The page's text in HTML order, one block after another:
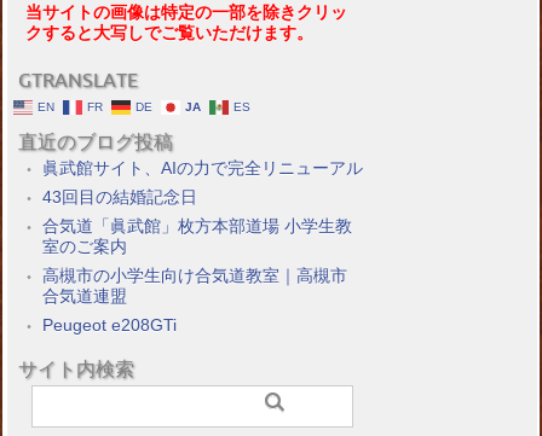
当サイトの画像は特定の一部を除きクリッ
クすると大写しでご覧いただけます。
GTRANSLATE
EN FR DE JA ES
直近のブログ投稿
眞武館サイト、AIの力で完全リニューアル
43回目の結婚記念日
合気道「眞武館」枚方本部道場 小学生教
室のご案内
高槻市の小学生向け合気道教室｜高槻市
合気道連盟
Peugeot e208GTi
サイト内検索